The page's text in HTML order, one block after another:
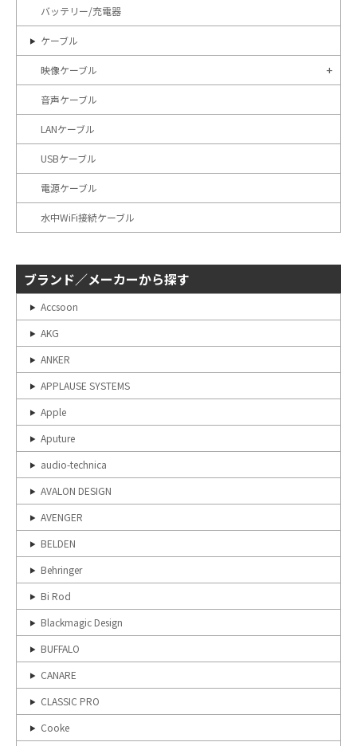
バッテリー/充電器
ケーブル
映像ケーブル
音声ケーブル
LANケーブル
USBケーブル
電源ケーブル
水中WiFi接続ケーブル
ブランド／メーカーから探す
Accsoon
AKG
ANKER
APPLAUSE SYSTEMS
Apple
Aputure
audio-technica
AVALON DESIGN
AVENGER
BELDEN
Behringer
Bi Rod
Blackmagic Design
BUFFALO
CANARE
CLASSIC PRO
Cooke